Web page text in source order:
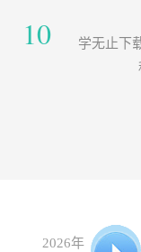
10
学无止下
2026年